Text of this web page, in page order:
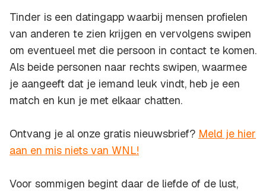
Tinder is een datingapp waarbij mensen profielen
van anderen te zien krijgen en vervolgens swipen
om eventueel met die persoon in contact te komen.
Als beide personen naar rechts swipen, waarmee
je aangeeft dat je iemand leuk vindt, heb je een
match en kun je met elkaar chatten.
Ontvang je al onze gratis nieuwsbrief? Meld je hier
aan en mis niets van WNL!
Voor sommigen begint daar de liefde of de lust,